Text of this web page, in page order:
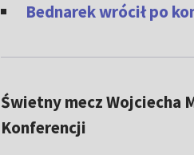
Bednarek wrócił po
Świetny mecz Wojciecha
Konferencji